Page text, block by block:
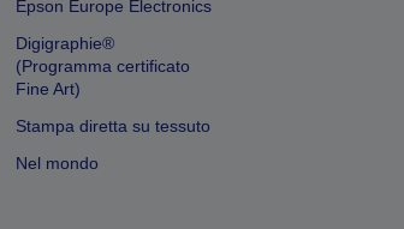
Epson Europe Electronics
Digigraphie®
(Programma certificato
Fine Art)
Stampa diretta su tessuto
Nel mondo